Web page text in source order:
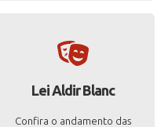
Lei Aldir Blanc
Confira o andamento das